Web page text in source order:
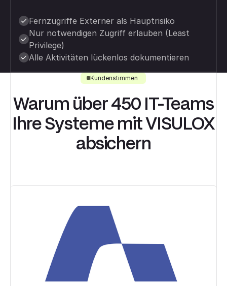
Fernzugriffe Externer als Hauptrisiko
Nur notwendigen Zugriff erlauben (Least
Privilege)
Alle Aktivitäten lückenlos dokumentieren
Kundenstimmen
Warum über 450 IT-Teams
Ihre Systeme mit VISULOX
absichern